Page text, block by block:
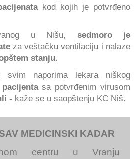
kod kojih je potvrđeno
u Nišu, sedmoro je
za veštačku ventilaciju i nalaze
stanju.
svim naporima lekara niškog
sa potvrđenim virusom
- kaže se u saopštenju KC Niš.
MEDICINSKI KADAR
centru u Vranju